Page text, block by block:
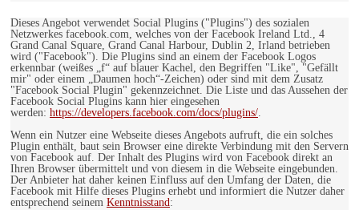
Dieses Angebot verwendet Social Plugins ("Plugins") des sozialen
Netzwerkes facebook.com, welches von der Facebook Ireland Ltd., 4
Grand Canal Square, Grand Canal Harbour, Dublin 2, Irland betrieben
wird ("Facebook"). Die Plugins sind an einem der Facebook Logos
erkennbar (weißes „f“ auf blauer Kachel, den Begriffen "Like", "Gefällt
mir" oder einem „Daumen hoch“-Zeichen) oder sind mit dem Zusatz
"Facebook Social Plugin" gekennzeichnet. Die Liste und das Aussehen der
Facebook Social Plugins kann hier eingesehen
werden: https://developers.facebook.com/docs/plugins/.
Wenn ein Nutzer eine Webseite dieses Angebots aufruft, die ein solches
Plugin enthält, baut sein Browser eine direkte Verbindung mit den Servern
von Facebook auf. Der Inhalt des Plugins wird von Facebook direkt an
Ihren Browser übermittelt und von diesem in die Webseite eingebunden.
Der Anbieter hat daher keinen Einfluss auf den Umfang der Daten, die
Facebook mit Hilfe dieses Plugins erhebt und informiert die Nutzer daher
entsprechend seinem Kenntnisstand: